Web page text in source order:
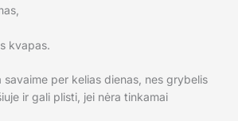
kvapas.
per kelias dienas, nes grybelis
ir gali plisti, jei nėra tinkamai